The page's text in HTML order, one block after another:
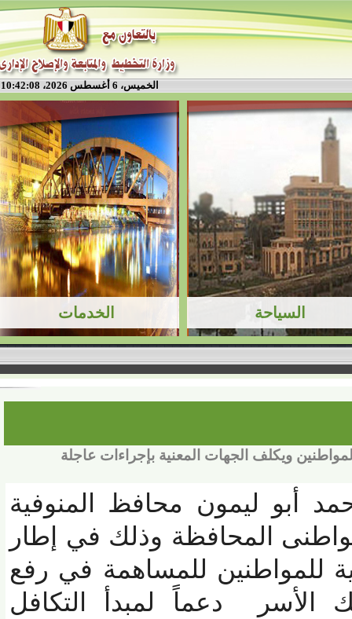
الخميس، 6 أغسطس 2026، 10:42:08 م
ويكلف الجهات المعنية بإجراءات عاجلة
أبو ليمون محافظ المنوفية
المحافظة وذلك في إطار
للمواطنين للمساهمة في رفع
دعماً لمبدأ التكافل